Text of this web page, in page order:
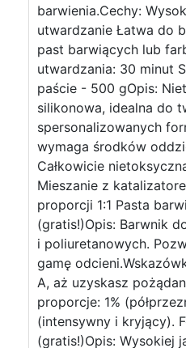
barwienia.Cechy:
utwardzanie Łatwa do
past barwiących lub
utwardzania: 30 minut
paście - 500 gOpis:
silikonowa, idealna do
spersonalizowanych
wymaga środków
Całkowicie
Mieszanie z
proporcji 1:1 Pasta
(gratis!)Opis: Barwnik
i poliuretanowych.
gamę
A, aż uzyskasz
proporcje: 1%
(intensywny i kryjący).
(gratis!)Opis: Wysokiej